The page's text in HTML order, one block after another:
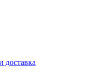
доставка